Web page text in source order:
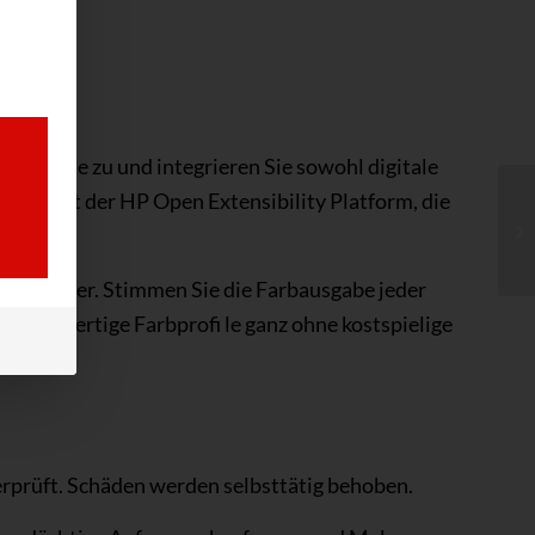
Inhalte zu und integrieren Sie sowohl digitale
– mit der HP Open Extensibility Platform, die
Stimmen Sie die Farbausgabe jeder
Farbprofi le ganz ohne kostspielige
Schäden werden selbsttätig behoben.